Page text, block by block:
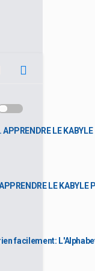
LE
LE KABYLE
facilement: